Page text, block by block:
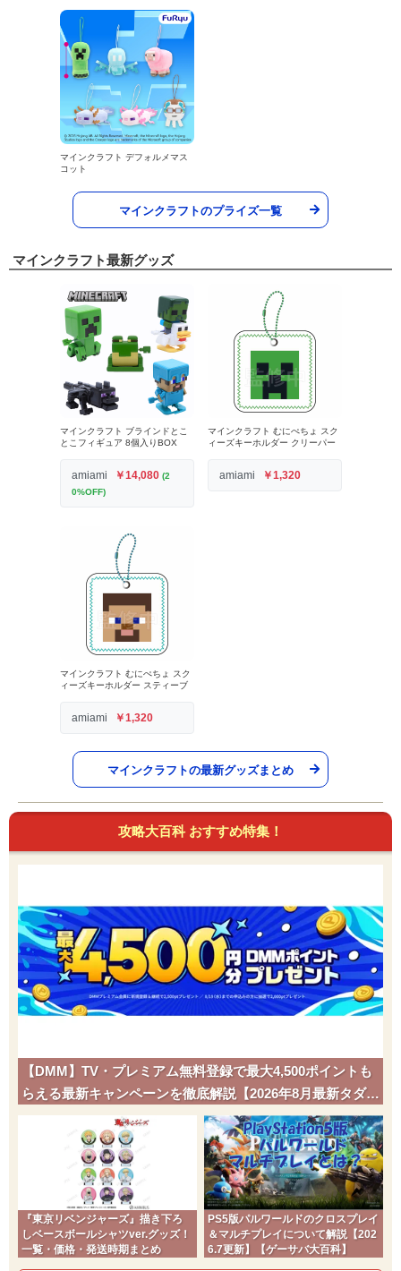
マインクラフト デフォルメマス
コット
マインクラフトのプライズ一覧
マインクラフト最新グッズ
マインクラフト ブラインドとこ
とこフィギュア 8個入りBOX
amiami ￥14,080 (2
0%OFF)
マインクラフト むにぺちょ スク
ィーズキーホルダー クリーパー
amiami ￥1,320
マインクラフト むにぺちょ スク
ィーズキーホルダー スティーブ
amiami ￥1,320
マインクラフトの最新グッズまとめ
攻略大百科 おすすめ特集！
【DMM】TV・プレミアム無料登録で最大4,500ポイントも
らえる最新キャンペーンを徹底解説【2026年8月最新タダポ
チ】
『東京リベンジャーズ』描き下ろ
しベースボールシャツver.グッズ！
一覧・価格・発送時期まとめ
PS5版パルワールドのクロスプレイ
＆マルチプレイについて解説【202
6.7更新】【ゲーサバ大百科】